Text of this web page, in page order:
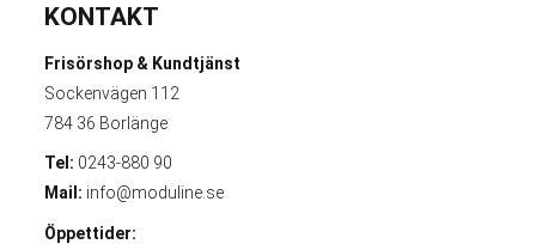
KONTAKT
Frisörshop & Kundtjänst
Sockenvägen 112
784 36 Borlänge
Tel: 0243-880 90
Mail: info@moduline.se
Öppettider: